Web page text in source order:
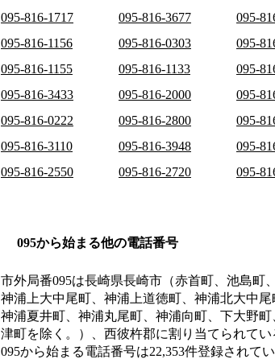
095-816-1717
095-816-3677 095-
095-816-1156
095-816-0303 095-
095-816-1155
095-816-1133 095-
095-816-3433
095-816-2000 095-
095-816-0222
095-816-2800 095-
095-816-3110
095-816-3948 095-
095-816-2550
095-816-2720 095-
095から始まる他の電話番号
市外局番095は長崎県長崎市（赤首町、池島町
神浦上大中尾町、神浦上道徳町、神浦北大中
神浦夏井町、神浦丸尾町、神浦向町、下大野
津町を除く。）、西彼杵郡に割り当てられてい
095から始まる電話番号は22,353件登録されてい